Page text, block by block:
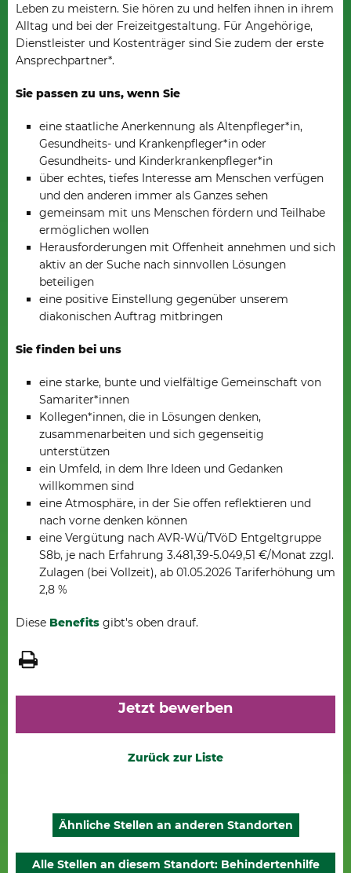
Leben zu meistern. Sie hören zu und helfen ihnen in ihrem
Alltag und bei der Freizeitgestaltung. Für Angehörige,
Dienstleister und Kostenträger sind Sie zudem der erste
Ansprechpartner*.
Sie passen zu uns, wenn Sie
eine staatliche Anerkennung als Altenpfleger*in,
Gesundheits- und Krankenpfleger*in oder
Gesundheits- und Kinderkrankenpfleger*in
über echtes, tiefes Interesse am Menschen verfügen
und den anderen immer als Ganzes sehen
gemeinsam mit uns Menschen fördern und Teilhabe
ermöglichen wollen
Herausforderungen mit Offenheit annehmen und sich
aktiv an der Suche nach sinnvollen Lösungen
beteiligen
eine positive Einstellung gegenüber unserem
diakonischen Auftrag mitbringen
Sie finden bei uns
eine starke, bunte und vielfältige Gemeinschaft von
Samariter*innen
Kollegen*innen, die in Lösungen denken,
zusammenarbeiten und sich gegenseitig
unterstützen
ein Umfeld, in dem Ihre Ideen und Gedanken
willkommen sind
eine Atmosphäre, in der Sie offen reflektieren und
nach vorne denken können
eine Vergütung nach AVR-Wü/TVöD Entgeltgruppe
S8b, je nach Erfahrung 3.481,39-5.049,51 €/Monat zzgl.
Zulagen (bei Vollzeit), ab 01.05.2026 Tariferhöhung um
2,8 %
Diese Benefits gibt's oben drauf.
Jetzt bewerben
Zurück zur Liste
Ähnliche Stellen an anderen Standorten
Alle Stellen an diesem Standort: Behindertenhilfe